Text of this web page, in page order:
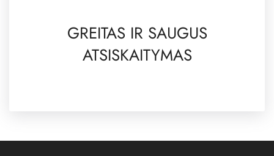
GREITAS IR SAUGUS
ATSISKAITYMAS